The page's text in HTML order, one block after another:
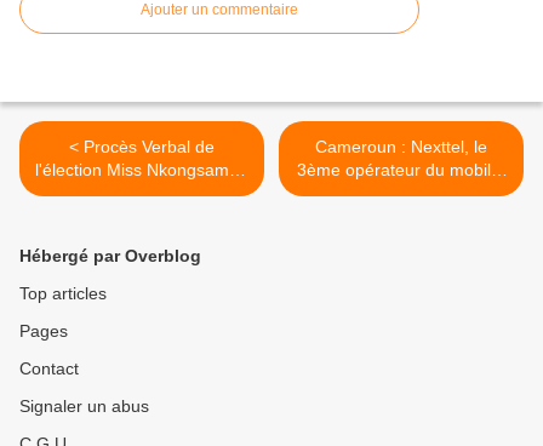
Ajouter un commentaire
< Procès Verbal de
l'élection Miss Nkongsamba
2015 : MOUNGE KEME
Cameroun : Nexttel, le
3ème opérateur du mobile,
annonce 2 millions
Hébergé par Overblog
Top articles
Pages
Contact
Signaler un abus